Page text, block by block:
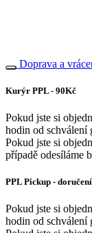
Doprava a
Kurýr PPL - 90Kč
Pokud jste si
hodin od schválení
Pokud jste si
případě odesíláme
PPL Pickup -
Pokud jste si
hodin od schválení